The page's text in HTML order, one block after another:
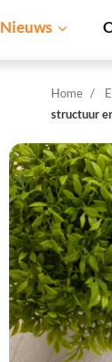
Nieuws
Home
structuur